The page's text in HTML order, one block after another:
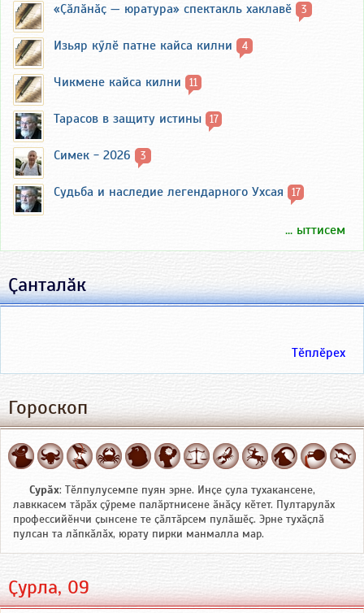
«Ҫӑлӑнӑҫ — юратура» спектакль хаклавӗ 3
Изьяр кӳлӗ патне кайса килни 4
Чикмене кайса килни 11
Тарасов в защиту истины 17
Симек - 2026 3
Судьба и наследие легендарного Ухсая 17
... ыттисем
Ҫанталӑк
Тӗплӗрех
Гороскоп
Сурӑх: Тӗлпулусемпе пуян эрне. Инҫе ҫула тухакансене,
лавккасем тӑрӑх ҫӳреме палӑртнисене ӑнӑҫу кӗтет. Пултарулӑх
профессийӗнчи ҫынсене те ҫӑлтӑрсем пулӑшӗҫ. Эрне тухӑҫлӑ
пулсан та лӑпкӑлӑх, юрату пирки манмалла мар.
Ҫурла, 09